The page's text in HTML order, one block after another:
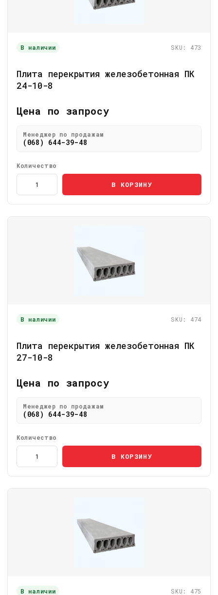
В наличии SKU: 473
Плита перекрытия железобетонная ПК
24-10-8
Цена по запросу
Менеджер по продажам
(068) 644-39-48
Количество
В КОРЗИНУ
В наличии SKU: 474
Плита перекрытия железобетонная ПК
27-10-8
Цена по запросу
Менеджер по продажам
(068) 644-39-48
Количество
В КОРЗИНУ
В наличии SKU: 475